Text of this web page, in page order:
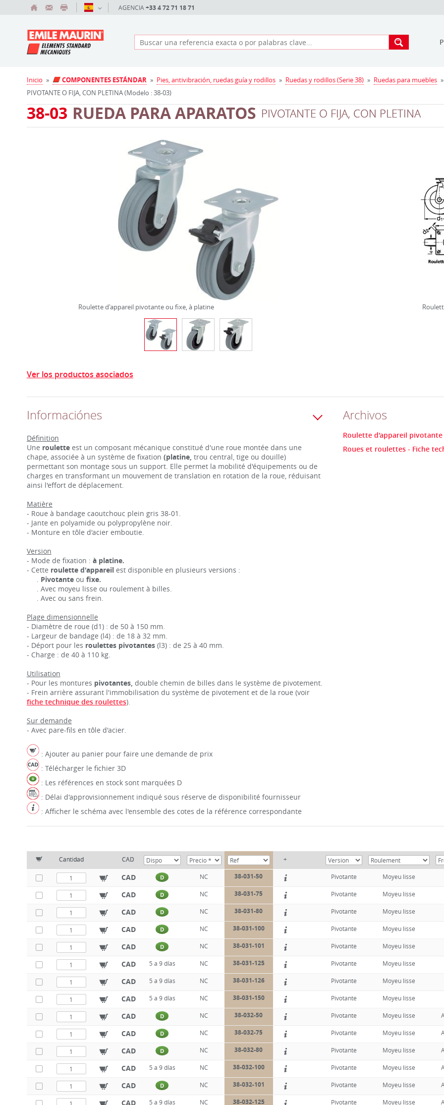
AGENCIA +33 4 72 71 18 71
Inicio » COMPONENTES ESTÁNDAR » Pies, antivibración, ruedas guía y rodillos » Ruedas y rodillos (Serie 38) » Ruedas para muebles
PIVOTANTE O FIJA, CON PLETINA (Modelo : 38-03)
38-03 RUEDA PARA APARATOS PIVOTANTE O FIJA, CON PLETINA
Roulette d'appareil pivotante ou fixe, à platine
Ver los productos asociados
Informaciónes
Définition
Une rouletteest un composant mécanique constitué d'une roue montée dans une
chape, associée à un système de fixation (platine, trou central, tige ou douille)
permettant son montage sous un support. Elle permet la mobilité d'équipements ou de
charges en transformant un mouvement de translation en rotation de la roue, réduisant
ainsi l'effort de déplacement.
Matière
- Roue à bandage caoutchouc plein gris 38-01.
- Jante en polyamide ou polypropylène noir.
- Monture en tôle d'acier emboutie.
Version
- Mode de fixation : à platine.
- Cette roulette d'appareilest disponible en plusieurs versions :
. Pivotanteou fixe.
. Avec moyeu lisse ou roulement à billes.
. Avec ou sans frein.
Plage dimensionnelle
- Diamètre de roue (d1) : de 50 à 150 mm.
- Largeur de bandage (l4) : de 18 à 32 mm.
- Déport pour les roulettes pivotantes(l3) : de 25 à 40 mm.
- Charge : de 40 à 110 kg.
Utilisation
- Pour les montures pivotantes, double chemin de billes dans le système de pivotement.
- Frein arrière assurant l'immobilisation du système de pivotement et de la roue (voir
fiche technique des roulettes).
Sur demande
- Avec pare-fils en tôle d'acier.
: Ajouter au panier pour faire une demande de prix
: Télécharger le fichier 3D
: Les références en stock sont marquées D
: Délai d'approvisionnement indiqué sous réserve de disponibilité fournisseur
: Afficher le schéma avec l'ensemble des cotes de la référence correspondante
Archivos
Roulette d'appareil
Roues et roulettes - Fiche
Cantidad CAD +
CAD D NC 38-031-50 Pivotante Moyeu lisse
CAD D NC 38-031-75 Pivotante Moyeu lisse
CAD D NC 38-031-80 Pivotante Moyeu lisse
CAD D NC 38-031-100 Pivotante Moyeu lisse
CAD D NC 38-031-101 Pivotante Moyeu lisse
CAD 5 a 9 días NC 38-031-125 Pivotante Moyeu lisse
CAD 5 a 9 días NC 38-031-126 Pivotante Moyeu lisse
CAD 5 a 9 días NC 38-031-150 Pivotante Moyeu lisse
CAD D NC 38-032-50 Pivotante Moyeu lisse
CAD D NC 38-032-75 Pivotante Moyeu lisse
CAD D NC 38-032-80 Pivotante Moyeu lisse
CAD 5 a 9 días NC 38-032-100 Pivotante Moyeu lisse
CAD D NC 38-032-101 Pivotante Moyeu lisse
CAD 5 a 9 días NC 38-032-125 Pivotante Moyeu lisse